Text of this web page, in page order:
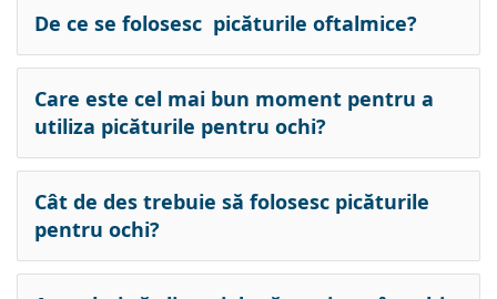
De ce se folosesc picăturile oftalmice?
Care este cel mai bun moment pentru a
utiliza picăturile pentru ochi?
Cât de des trebuie să folosesc picăturile
pentru ochi?